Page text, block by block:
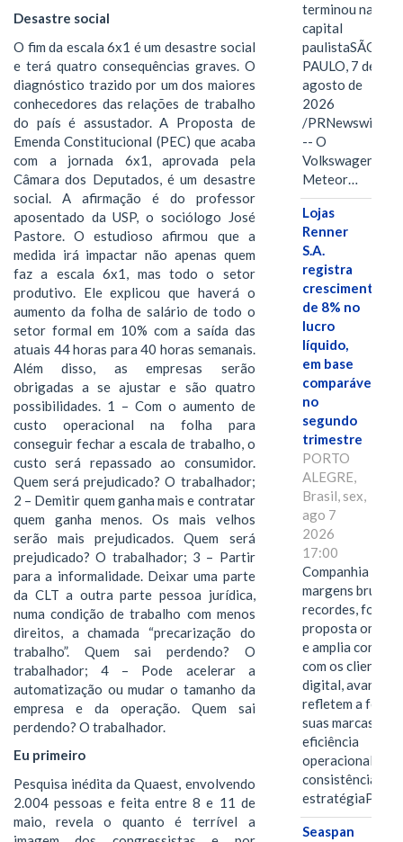
Desastre social
O fim da escala 6x1 é um desastre social
e terá quatro consequências graves. O
diagnóstico trazido por um dos maiores
conhecedores das relações de trabalho
do país é assustador. A Proposta de
Emenda Constitucional (PEC) que acaba
com a jornada 6x1, aprovada pela
Câmara dos Deputados, é um desastre
social. A afirmação é do professor
aposentado da USP, o sociólogo José
Pastore. O estudioso afirmou que a
medida irá impactar não apenas quem
faz a escala 6x1, mas todo o setor
produtivo. Ele explicou que haverá o
aumento da folha de salário de todo o
setor formal em 10% com a saída das
atuais 44 horas para 40 horas semanais.
Além disso, as empresas serão
obrigadas a se ajustar e são quatro
possibilidades. 1 – Com o aumento de
custo operacional na folha para
conseguir fechar a escala de trabalho, o
custo será repassado ao consumidor.
Quem será prejudicado? O trabalhador;
2 – Demitir quem ganha mais e contratar
quem ganha menos. Os mais velhos
serão mais prejudicados. Quem será
prejudicado? O trabalhador; 3 – Partir
para a informalidade. Deixar uma parte
da CLT a outra parte pessoa jurídica,
numa condição de trabalho com menos
direitos, a chamada “precarização do
trabalho”. Quem sai perdendo? O
trabalhador; 4 – Pode acelerar a
automatização ou mudar o tamanho da
empresa e da operação. Quem sai
perdendo? O trabalhador.
Eu primeiro
Pesquisa inédita da Quaest, envolvendo
2.004 pessoas e feita entre 8 e 11 de
maio, revela o quanto é terrível a
terminou na
capital
paulistaSÃO
PAULO, 7 de
agosto de
2026
/PRNewswire/
-- O
Volkswagen
Meteor…
Lojas
Renner
S.A.
registra
crescimento
de 8% no
lucro
líquido,
em base
comparável,
no
segundo
trimestre
PORTO
ALEGRE,
Brasil, sex,
ago 7
2026
17:00
Companhia
margens brutas
recordes,
proposta
e amplia
com os clientes
digital, avanços
refletem a força
suas marcas, a
eficiência
operacional e a
consistência de
Seaspan